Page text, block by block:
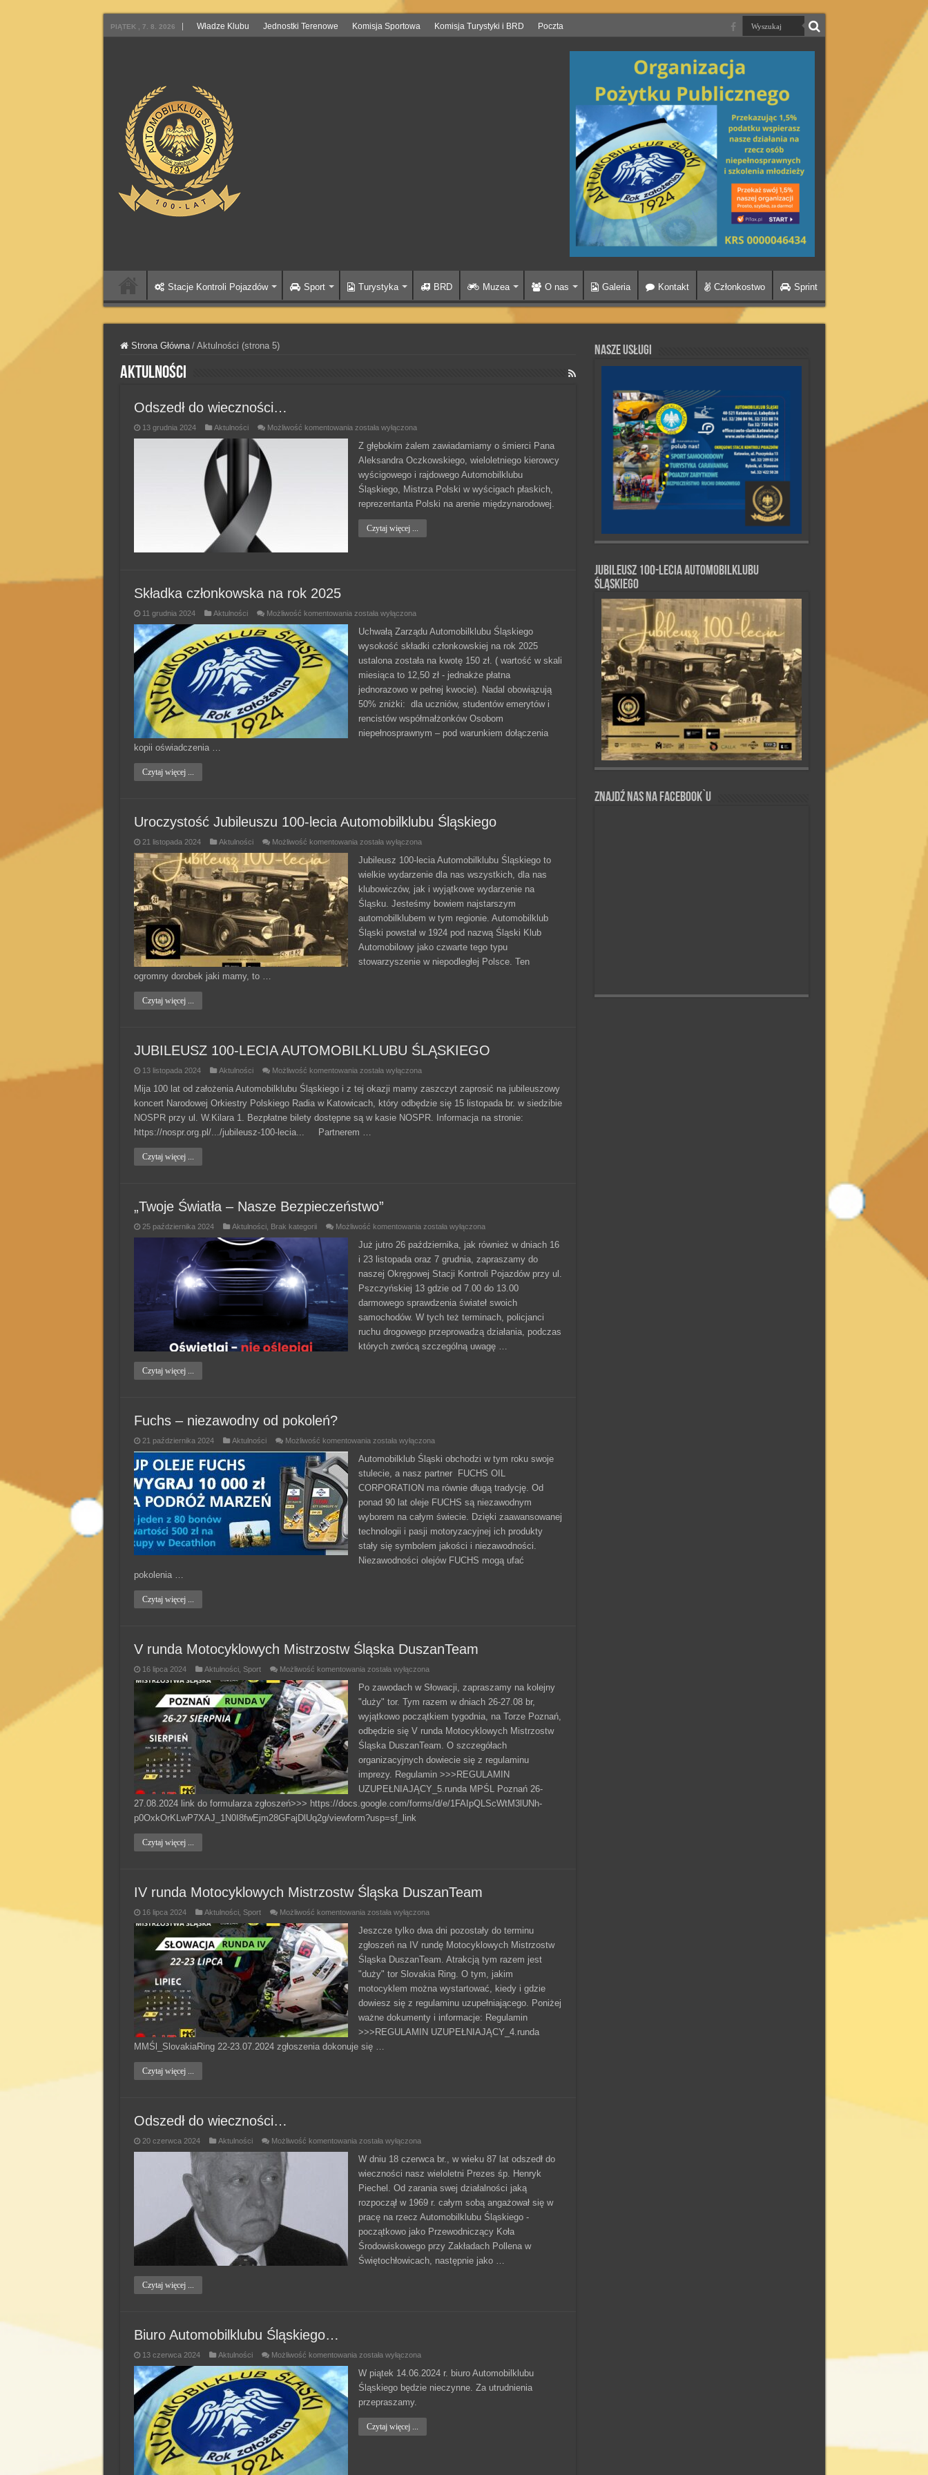
PIĄTEK , 7. 8. 2026 Władze Klubu Jednostki Terenowe Komisja Sportowa Komisja Turystyki i BRD Poczta
Stacje Kontroli Pojazdów Sport Turystyka BRD Muzea O nas Galeria Kontakt Członkostwo Sprint
Strona Główna / Aktulności (strona 5)
Aktulności
Odszedł do wieczności…
13 grudnia 2024 Aktulności Możliwość komentowania Odszedł
wieczności…
została wyłączona
Z głębokim żalem zawiadamiamy o śmierci Pana
Aleksandra Oczkowskiego, wieloletniego kierowcy
wyścigowego i rajdowego Automobilklubu
Śląskiego, Mistrza Polski w wyścigach płaskich,
reprezentanta Polski na arenie międzynarodowej.
Czytaj więcej ...
Składka członkowska na rok 2025
11 grudnia 2024 Aktulności Możliwość komentowania Składka
członkowska
na
rok
2025
została wyłączona
Uchwałą Zarządu Automobilklubu Śląskiego
wysokość składki członkowskiej na rok 2025
ustalona została na kwotę 150 zł. ( wartość w skali
miesiąca to 12,50 zł - jednakże płatna
jednorazowo w pełnej kwocie). Nadal obowiązują
50% zniżki: dla uczniów, studentów emerytów i
rencistów współmałżonków Osobom
niepełnosprawnym – pod warunkiem dołączenia
kopii oświadczenia …
Czytaj więcej ...
Uroczystość Jubileuszu 100-lecia Automobilklubu Śląskiego
21 listopada 2024 Aktulności Możliwość komentowania Uroczystość
100-
lecia
Automobilklubu
została wyłączona
Jubileusz 100-lecia Automobilklubu Śląskiego to
wielkie wydarzenie dla nas wszystkich, dla nas
klubowiczów, jak i wyjątkowe wydarzenie na
Śląsku. Jesteśmy bowiem najstarszym
automobilklubem w tym regionie. Automobilklub
Śląski powstał w 1924 pod nazwą Śląski Klub
Automobilowy jako czwarte tego typu
stowarzyszenie w niepodległej Polsce. Ten
ogromny dorobek jaki mamy, to …
Czytaj więcej ...
JUBILEUSZ 100-LECIA AUTOMOBILKLUBU ŚLĄSKIEGO
13 listopada 2024 Aktulności Możliwość komentowania JUBILEUSZ
LECIA
AUTOMOBILKLUBU
ŚLĄSKIEGO
została wyłączona
Mija 100 lat od założenia Automobilklubu Śląskiego i z tej okazji mamy zaszczyt zaprosić na jubileuszowy
koncert Narodowej Orkiestry Polskiego Radia w Katowicach, który odbędzie się 15 listopada br. w siedzibie
NOSPR przy ul. W.Kilara 1. Bezpłatne bilety dostępne są w kasie NOSPR. Informacja na stronie:
https://nospr.org.pl/.../jubileusz-100-lecia... Partnerem …
Czytaj więcej ...
„Twoje Światła – Nasze Bezpieczeństwo”
25 października 2024 Aktulności, Brak kategorii Możliwość komentowania „Twoje
–
Nasze
Bezpieczeństwo”
została wyłączona
Już jutro 26 października, jak również w dniach 16
i 23 listopada oraz 7 grudnia, zapraszamy do
naszej Okręgowej Stacji Kontroli Pojazdów przy ul.
Pszczyńskiej 13 gdzie od 7.00 do 13.00
darmowego sprawdzenia świateł swoich
samochodów. W tych też terminach, policjanci
ruchu drogowego przeprowadzą działania, podczas
których zwrócą szczególną uwagę …
Czytaj więcej ...
Fuchs – niezawodny od pokoleń?
21 października 2024 Aktulności Możliwość komentowania Fuchs
niezawodny
od
pokoleń?
została wyłączona
Automobilklub Śląski obchodzi w tym roku swoje
stulecie, a nasz partner FUCHS OIL
CORPORATION ma równie długą tradycję. Od
ponad 90 lat oleje FUCHS są niezawodnym
wyborem na całym świecie. Dzięki zaawansowanej
technologii i pasji motoryzacyjnej ich produkty
stały się symbolem jakości i niezawodności.
Niezawodności olejów FUCHS mogą ufać
pokolenia …
Czytaj więcej ...
V runda Motocyklowych Mistrzostw Śląska DuszanTeam
16 lipca 2024 Aktulności, Sport Możliwość komentowania V
Motocyklowych
Mistrzostw
Śląska
DuszanTeam
została wyłączona
Po zawodach w Słowacji, zapraszamy na kolejny
"duży" tor. Tym razem w dniach 26-27.08 br,
wyjątkowo początkiem tygodnia, na Torze Poznań,
odbędzie się V runda Motocyklowych Mistrzostw
Śląska DuszanTeam. O szczegółach
organizacyjnych dowiecie się z regulaminu
imprezy. Regulamin >>>REGULAMIN
UZUPEŁNIAJĄCY_5.runda MPŚL Poznań 26-
27.08.2024 link do formularza zgłoszeń>>> https://docs.google.com/forms/d/e/1FAIpQLScWtM3lUNh-
p0OxkOrKLwP7XAJ_1N0I8fwEjm28GFajDlUq2g/viewform?usp=sf_link
Czytaj więcej ...
IV runda Motocyklowych Mistrzostw Śląska DuszanTeam
16 lipca 2024 Aktulności, Sport Możliwość komentowania IV
Motocyklowych
Mistrzostw
Śląska
DuszanTeam
została wyłączona
Jeszcze tylko dwa dni pozostały do terminu
zgłoszeń na IV rundę Motocyklowych Mistrzostw
Śląska DuszanTeam. Atrakcją tym razem jest
"duży" tor Slovakia Ring. O tym, jakim
motocyklem można wystartować, kiedy i gdzie
dowiesz się z regulaminu uzupełniającego. Poniżej
ważne dokumenty i informacje: Regulamin
>>>REGULAMIN UZUPEŁNIAJĄCY_4.runda
MMŚl_SlovakiaRing 22-23.07.2024 zgłoszenia dokonuje się …
Czytaj więcej ...
Odszedł do wieczności…
20 czerwca 2024 Aktulności Możliwość komentowania Odszedł
wieczności…
została wyłączona
W dniu 18 czerwca br., w wieku 87 lat odszedł do
wieczności nasz wieloletni Prezes śp. Henryk
Piechel. Od zarania swej działalności jaką
rozpoczął w 1969 r. całym sobą angażował się w
pracę na rzecz Automobilklubu Śląskiego -
początkowo jako Przewodniczący Koła
Środowiskowego przy Zakładach Pollena w
Świętochłowicach, następnie jako …
Czytaj więcej ...
Biuro Automobilklubu Śląskiego…
13 czerwca 2024 Aktulności Możliwość komentowania Biuro
Automobilklubu
Śląskiego…
została wyłączona
W piątek 14.06.2024 r. biuro Automobilklubu
Śląskiego będzie nieczynne. Za utrudnienia
przepraszamy.
Czytaj więcej ...
Nasze Usługi
Jubileusz 100-lecia Automobilklubu
Śląskiego
Znajdź nas na Facebook`u